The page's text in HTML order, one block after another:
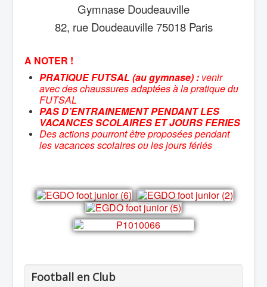
Gymnase Doudeauville
82, rue Doudeauville 75018 Paris
A NOTER !
PRATIQUE FUTSAL (au gymnase) : venir
avec deschaussures adaptées à la pratique du
FUTSAL
PAS D’ENTRAINEMENT PENDANT LES
VACANCES SCOLAIRES ET JOURS FERIES
Des actions pourront être proposées pendant
les vacances scolaires ou les jours fériés
Football en Club